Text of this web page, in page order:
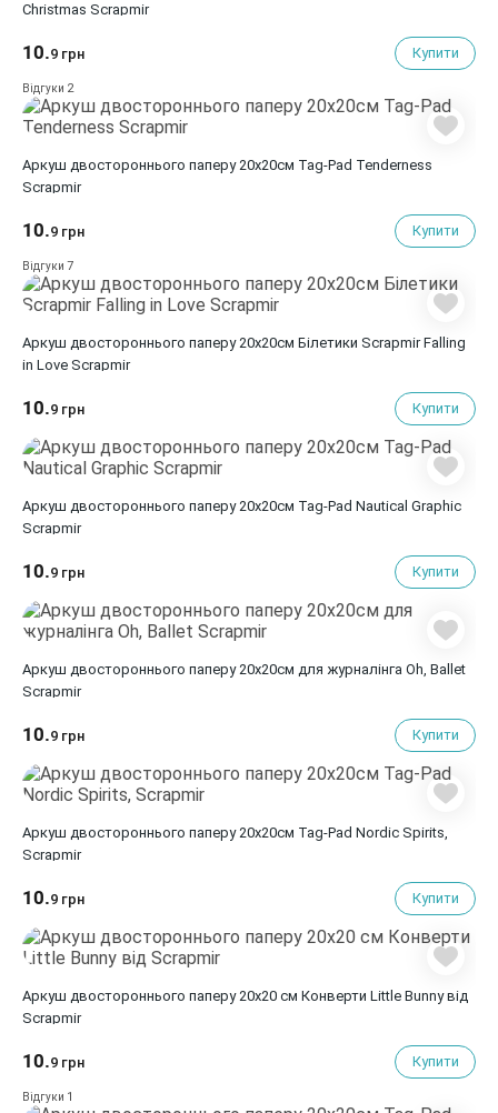
Christmas Scrapmir
10.9 грн Купити
Відгуки 2
Аркуш двостороннього паперу 20х20см Tag-Pad Tenderness
Scrapmir
10.9 грн Купити
Відгуки 7
Аркуш двостороннього паперу 20х20см Білетики Scrapmir Falling
in Love Scrapmir
10.9 грн Купити
Аркуш двостороннього паперу 20х20см Tag-Pad Nautical Graphic
Scrapmir
10.9 грн Купити
Аркуш двостороннього паперу 20х20см для журналінга Oh, Ballet
Scrapmir
10.9 грн Купити
Аркуш двостороннього паперу 20х20см Tag-Pad Nordic Spirits,
Scrapmir
10.9 грн Купити
Аркуш двостороннього паперу 20х20 см Конверти Little Bunny від
Scrapmir
10.9 грн Купити
Відгуки 1